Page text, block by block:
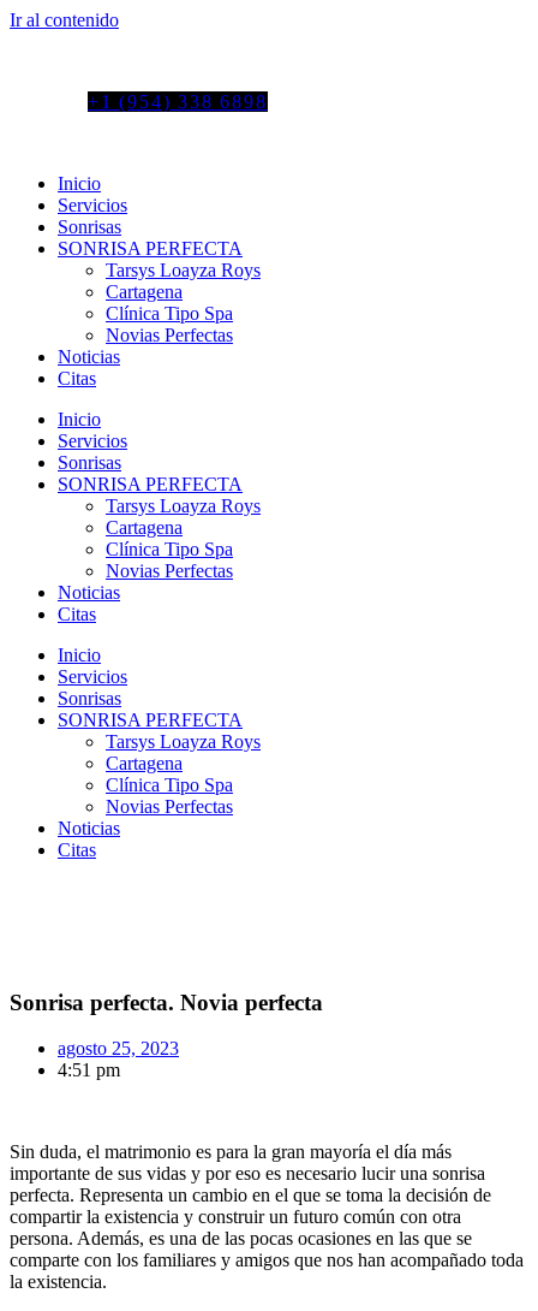
Ir al contenido
+1 (954) 338 6898
Inicio
Servicios
Sonrisas
SONRISA PERFECTA
Tarsys Loayza Roys
Cartagena
Clínica Tipo Spa
Novias Perfectas
Noticias
Citas
Inicio
Servicios
Sonrisas
SONRISA PERFECTA
Tarsys Loayza Roys
Cartagena
Clínica Tipo Spa
Novias Perfectas
Noticias
Citas
Inicio
Servicios
Sonrisas
SONRISA PERFECTA
Tarsys Loayza Roys
Cartagena
Clínica Tipo Spa
Novias Perfectas
Noticias
Citas
Sonrisa perfecta. Novia perfecta
agosto 25, 2023
4:51 pm
Sin duda, el matrimonio es para la gran mayoría el día más
importante de sus vidas y por eso es necesario lucir una sonrisa
perfecta. Representa un cambio en el que se toma la decisión de
compartir la existencia y construir un futuro común con otra
persona. Además, es una de las pocas ocasiones en las que se
comparte con los familiares y amigos que nos han acompañado toda
la existencia.